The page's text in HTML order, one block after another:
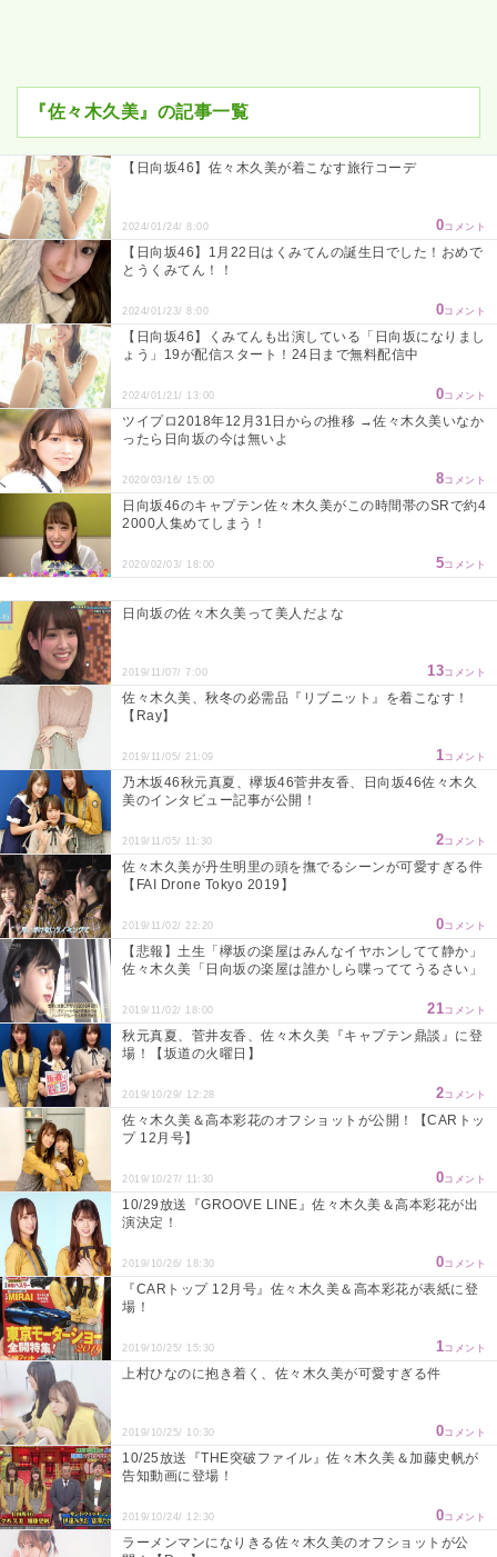
『佐々木久美』の記事一覧
【日向坂46】佐々木久美が着こなす旅行コーデ
2024/01/24/ 8:00 0コメント
【日向坂46】1月22日はくみてんの誕生日でした！おめで
とうくみてん！！
2024/01/23/ 8:00 0コメント
【日向坂46】くみてんも出演している「日向坂になりまし
ょう」19が配信スタート！24日まで無料配信中
2024/01/21/ 13:00 0コメント
ツイプロ2018年12月31日からの推移 →佐々木久美いなか
ったら日向坂の今は無いよ
2020/03/16/ 15:00 8コメント
日向坂46のキャプテン佐々木久美がこの時間帯のSRで約4
2000人集めてしまう！
2020/02/03/ 18:00 5コメント
日向坂の佐々木久美って美人だよな
2019/11/07/ 7:00 13コメント
佐々木久美、秋冬の必需品『リブニット』を着こなす！
【Ray】
2019/11/05/ 21:09 1コメント
乃木坂46秋元真夏、欅坂46菅井友香、日向坂46佐々木久
美のインタビュー記事が公開！
2019/11/05/ 11:30 2コメント
佐々木久美が丹生明里の頭を撫でるシーンが可愛すぎる件
【FAI Drone Tokyo 2019】
2019/11/02/ 22:20 0コメント
【悲報】土生「欅坂の楽屋はみんなイヤホンしてて静か」
佐々木久美「日向坂の楽屋は誰かしら喋っててうるさい」
2019/11/02/ 18:00 21コメント
秋元真夏、菅井友香、佐々木久美『キャプテン鼎談』に登
場！【坂道の火曜日】
2019/10/29/ 12:28 2コメント
佐々木久美＆高本彩花のオフショットが公開！【CARトッ
プ 12月号】
2019/10/27/ 11:30 0コメント
10/29放送『GROOVE LINE』佐々木久美＆高本彩花が出
演決定！
2019/10/26/ 18:30 0コメント
『CARトップ 12月号』佐々木久美＆高本彩花が表紙に登
場！
2019/10/25/ 15:30 1コメント
上村ひなのに抱き着く、佐々木久美が可愛すぎる件
2019/10/25/ 10:30 0コメント
10/25放送『THE突破ファイル』佐々木久美＆加藤史帆が
告知動画に登場！
2019/10/24/ 12:30 0コメント
ラーメンマンになりきる佐々木久美のオフショットが公